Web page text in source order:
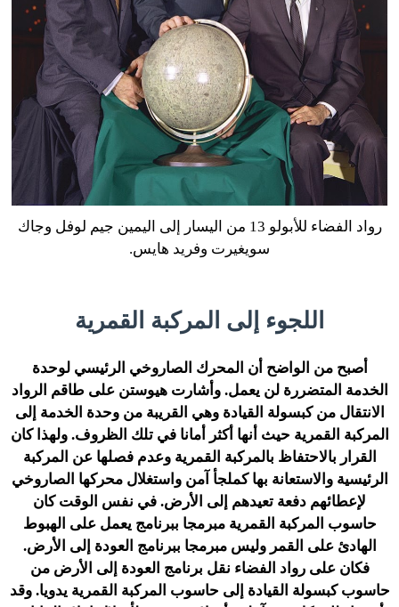
رواد الفضاء للأبولو 13 من اليسار إلى اليمين جيم لوفل وجاك
سويغيرت وفريد هايس.
اللجوء إلى المركبة القمرية
أصبح من الواضح أن المحرك الصاروخي الرئيسي لوحدة
الخدمة المتضررة لن يعمل. وأشارت هيوستن على طاقم الرواد
الانتقال من كبسولة القيادة وهي القريبة من وحدة الخدمة إلى
المركبة القمرية حيث أنها أكثر أمانا في تلك الظروف. ولهذا كان
القرار بالاحتفاظ بالمركبة القمرية وعدم فصلها عن المركبة
الرئيسية والاستعانة بها كملجأ آمن واستغلال محركها الصاروخي
لإعطائهم دفعة تعيدهم إلى الأرض. في نفس الوقت كان
حاسوب المركبة القمرية مبرمجا ببرنامج يعمل على الهبوط
الهادئ على القمر وليس مبرمجا ببرنامج العودة إلى الأرض.
فكان على رواد الفضاء نقل برنامج العودة إلى الأرض من
حاسوب كبسولة القيادة إلى حاسوب المركبة القمرية يدويا. وقد